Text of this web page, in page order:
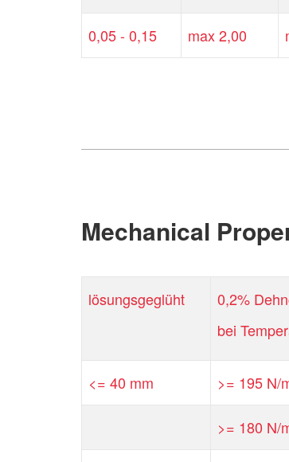
0,05 - 0,15 max 2,00
Mechanical
lösungsgeglüht
0,2%
bei
<= 40 mm >= 195 N/
>= 180 N/